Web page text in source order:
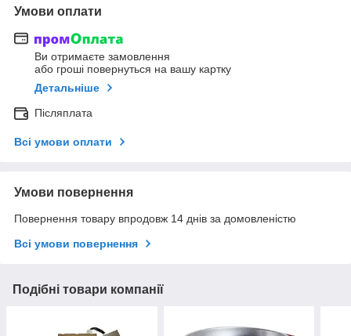
Умови оплати
Ви отримаєте замовлення
або гроші повернуться на вашу картку
Детальніше
Післяплата
Всі умови оплати
Умови повернення
Повернення товару впродовж 14 днів за домовленістю
Всі умови повернення
Подібні товари компанії